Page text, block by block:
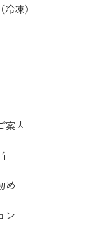
凍）
案内
め
ン